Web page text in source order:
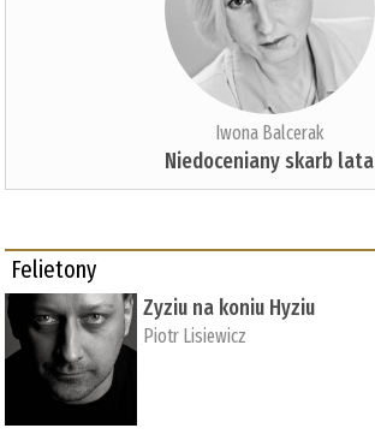
Iwona Balcerak
Niedoceniany skarb lata
Felietony
Zyziu na koniu Hyziu
Piotr Lisiewicz